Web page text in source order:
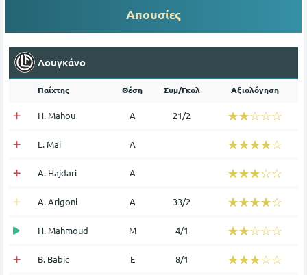
Απουσίες
Λουγκάνο
Παίχτης Θέση Συμ/Γκολ Αξιολόγηση
H. Mahou Α 21/2 ☆☆☆☆☆
★★★★★
L. Mai Α ☆☆☆☆☆
★★★★★
A. Hajdari Α ☆☆☆☆☆
★★★★★
A. Arigoni Α 33/2 ☆☆☆☆☆
★★★★★
H. Mahmoud Μ 4/1 ☆☆☆☆☆
★★★★★
B. Babic Ε 8/1 ☆☆☆☆☆
★★★★★